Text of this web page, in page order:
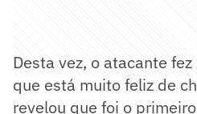
Desta vez, o atacante
que está muito feliz de
revelou que foi o